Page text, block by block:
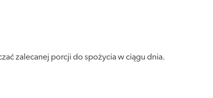
zalecanej porcji do spożycia w ciągu dnia.